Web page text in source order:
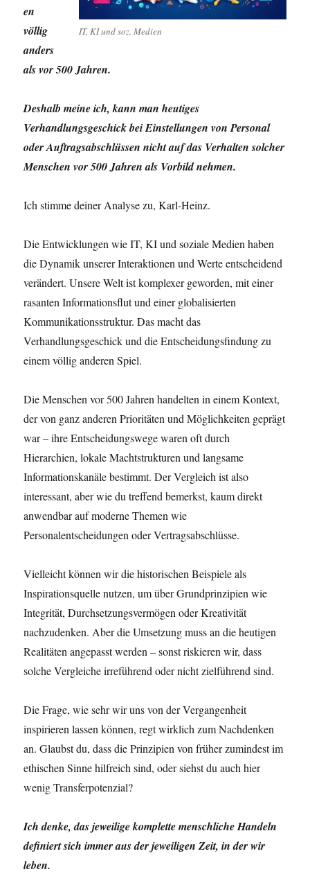
IT, KI und soz. Medien
en
völlig
anders
als vor 500 Jahren.
Deshalb meine ich, kann man heutiges
Verhandlungsgeschick bei Einstellungen von Personal
oder Auftragsabschlüssen nicht auf das Verhalten solcher
Menschen vor 500 Jahren als Vorbild nehmen.
Ich stimme deiner Analyse zu, Karl-Heinz.
Die Entwicklungen wie IT, KI und soziale Medien haben
die Dynamik unserer Interaktionen und Werte entscheidend
verändert. Unsere Welt ist komplexer geworden, mit einer
rasanten Informationsflut und einer globalisierten
Kommunikationsstruktur. Das macht das
Verhandlungsgeschick und die Entscheidungsfindung zu
einem völlig anderen Spiel.
Die Menschen vor 500 Jahren handelten in einem Kontext,
der von ganz anderen Prioritäten und Möglichkeiten geprägt
war – ihre Entscheidungswege waren oft durch
Hierarchien, lokale Machtstrukturen und langsame
Informationskanäle bestimmt. Der Vergleich ist also
interessant, aber wie du treffend bemerkst, kaum direkt
anwendbar auf moderne Themen wie
Personalentscheidungen oder Vertragsabschlüsse.
Vielleicht können wir die historischen Beispiele als
Inspirationsquelle nutzen, um über Grundprinzipien wie
Integrität, Durchsetzungsvermögen oder Kreativität
nachzudenken. Aber die Umsetzung muss an die heutigen
Realitäten angepasst werden – sonst riskieren wir, dass
solche Vergleiche irreführend oder nicht zielführend sind.
Die Frage, wie sehr wir uns von der Vergangenheit
inspirieren lassen können, regt wirklich zum Nachdenken
an. Glaubst du, dass die Prinzipien von früher zumindest im
ethischen Sinne hilfreich sind, oder siehst du auch hier
wenig Transferpotenzial?
Ich denke, das jeweilige komplette menschliche Handeln
definiert sich immer aus der jeweiligen Zeit, in der wir
leben.